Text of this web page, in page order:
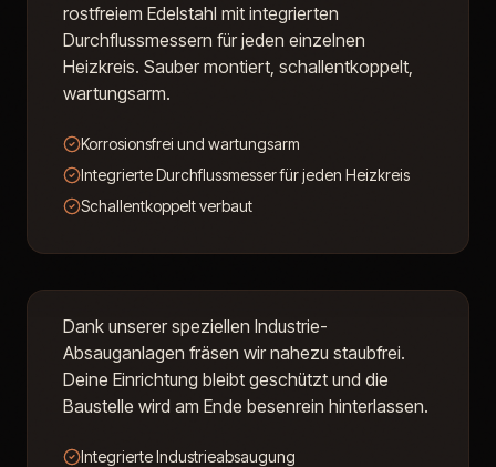
rostfreiem Edelstahl mit integrierten
Durchflussmessern für jeden einzelnen
Heizkreis. Sauber montiert, schallentkoppelt,
wartungsarm.
Korrosionsfrei und wartungsarm
Integrierte Durchflussmesser für jeden Heizkreis
Schallentkoppelt verbaut
Staubarmes Fräsverfahren
Dank unserer speziellen Industrie-
Absauganlagen fräsen wir nahezu staubfrei.
Deine Einrichtung bleibt geschützt und die
Baustelle wird am Ende besenrein hinterlassen.
Integrierte Industrieabsaugung